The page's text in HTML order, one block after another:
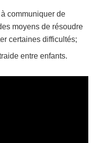
communiquer de
moyens de résoudre
certaines difficultés;
entre enfants.